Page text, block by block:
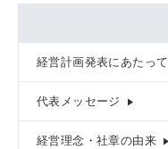
経営計画発表にあたって
代表メッセージ
経営理念・社章の由来